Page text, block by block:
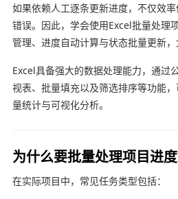
如果依赖人工逐条更新进度，不仅效
错误。因此，学会使用Excel批量处理
管理、进度自动计算与状态批量更新，
Excel具备强大的数据处理能力，通过
视表、批量填充以及筛选排序等功能
量统计与可视化分析。
为什么要批量处理项目进度
在实际项目中，常见任务类型包括：